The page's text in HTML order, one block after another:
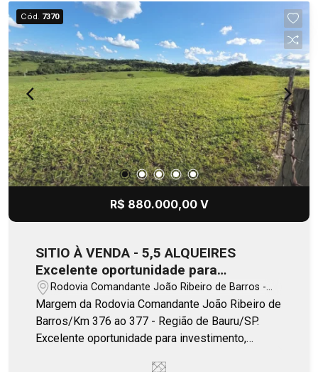
Cód. 7370
R$ 880.000,00 V
SITIO À VENDA - 5,5 ALQUEIRES
Excelente oportunidade para
investimento, pecuária ou lazer!
Rodovia Comandante João Ribeiro de Barros -
Duartina/SP
Margem da Rodovia Comandante João Ribeiro de
Barros/Km 376 ao 377 - Região de Bauru/SP.
Excelente oportunidade para investimento,